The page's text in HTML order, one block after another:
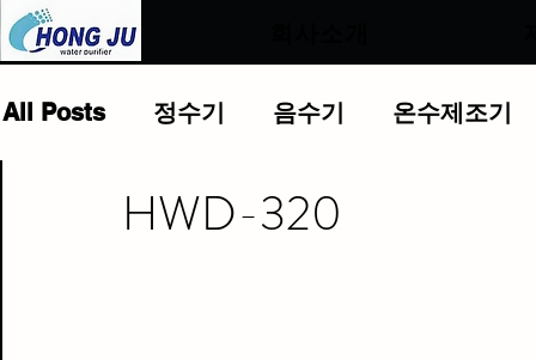
.
All Posts 정수기 음수기 온수제조기
HWD-320